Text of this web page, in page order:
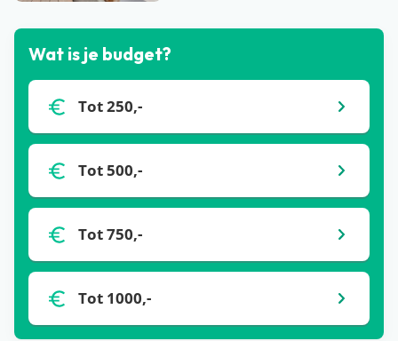
Wat is je budget?
Tot 250,-
Tot 500,-
Tot 750,-
Tot 1000,-